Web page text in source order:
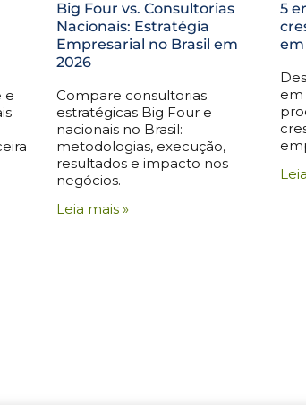
e
Big Four vs. Consultorias
Nacionais: Estratégia
Empresarial no Brasil em
2026
Compare consultorias
estratégicas Big Four e
nacionais no Brasil:
metodologias, execução,
resultados e impacto nos
negócios.
Leia mais »
5
em
em